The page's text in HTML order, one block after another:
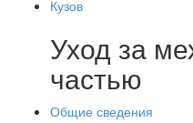
Кузов
Уход за
частью
Общие сведения